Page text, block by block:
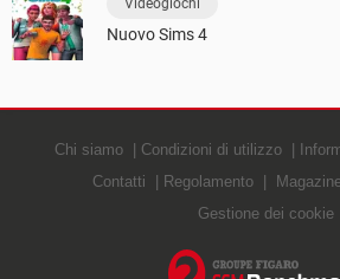
Nuovo Sims 4
Chi siamo Condizioni di utilizzo
Contatti
Regolamento
Gestione dei cookie